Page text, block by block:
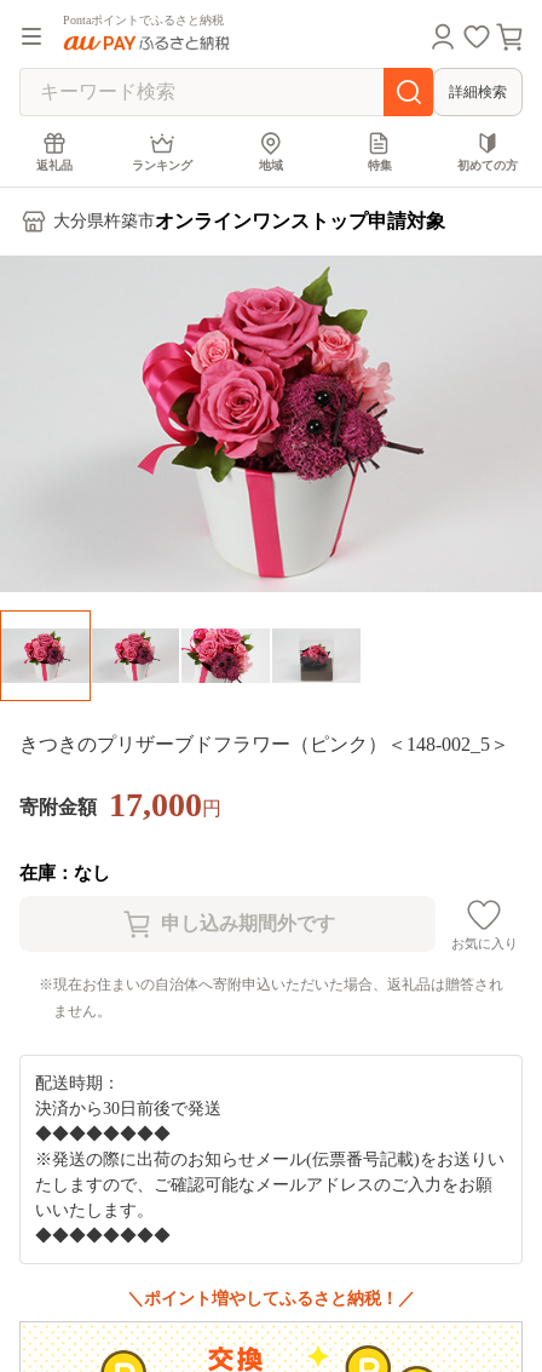
Pontaポイントでふるさと納税
詳細検索
返礼品 ランキング 地域 特集 初めての方
大分県杵築市オンラインワンストップ申請対象
きつきのプリザーブドフラワー（ピンク）＜148-002_5＞
寄附金額 17,000円
在庫：なし
お気に入り
現在お住まいの自治体へ寄附申込いただいた場合、返礼品は贈答され
ません。
配送時期：
決済から30日前後で発送
◆◆◆◆◆◆◆◆
※発送の際に出荷のお知らせメール(伝票番号記載)をお送りい
たしますので、ご確認可能なメールアドレスのご入力をお願
いいたします。
◆◆◆◆◆◆◆◆
＼ポイント増やしてふるさと納税！／